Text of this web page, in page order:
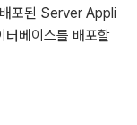
포된 Server Appli
베이스를 배포할